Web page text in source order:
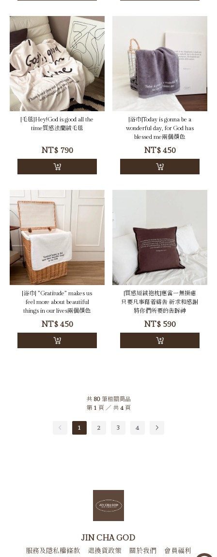
[毛毯]Hey!God is good all the
NT$790
[浴巾]Today is gonna be a
wonderful day, for God has
blessed me兩個顏色
NT$450
[浴巾] ”Gratitude” makes us
feel more about beautiful
things in our lives兩個顏色
NT$450
[質感短絨抱枕]應當一無掛慮
只要凡事藉着禱告 祈求和感謝
將你們所要的告訴神
NT$590
共 80筆相關商品
JIN CHA GOD